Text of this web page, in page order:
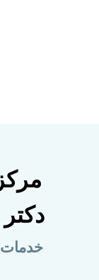
دکتر